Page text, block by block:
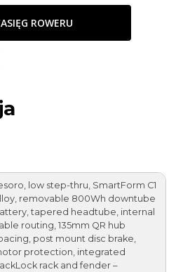
ROWERU
low step-thru, SmartForm C1
removable 800Wh downtube
tapered headtube, internal
routing, 135mm QR hub
post mount disc brake,
protection, integrated
rack and fender –